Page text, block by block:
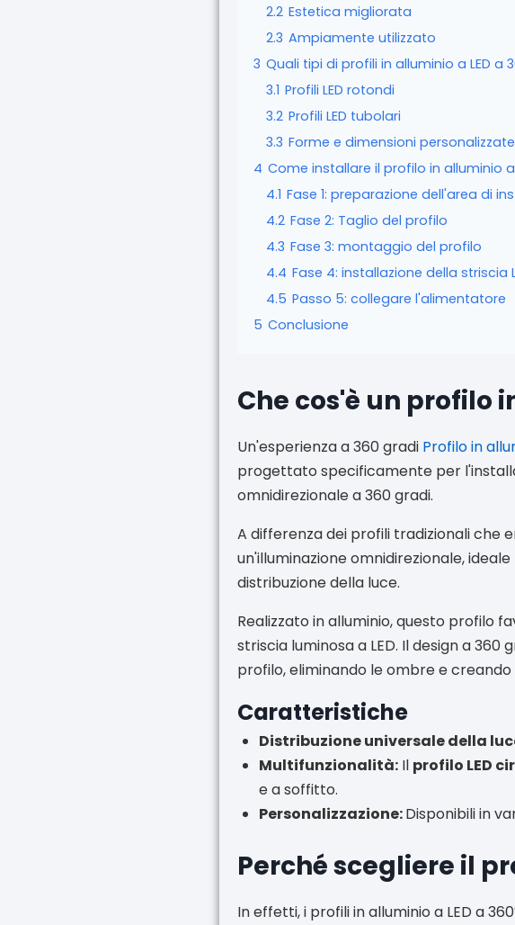
2.2 Estetica migliorata
2.3 Ampiamente utilizzato
3 Quali tipi di profili in alluminio a LED a
3.1 Profili LED rotondi
3.2 Profili LED tubolari
3.3 Forme e dimensioni personalizzate
4 Come installare il profilo in alluminio a
4.1 Fase 1: preparazione dell'area di
4.2 Fase 2: Taglio del profilo
4.3 Fase 3: montaggio del profilo
4.4 Fase 4: installazione della striscia
4.5 Passo 5: collegare l'alimentatore
5 Conclusione
Che cos'è un profilo
Un'esperienza a 360 gradi Profilo in
progettato specificamente per
omnidirezionale a 360 gradi.
A differenza dei profili tradizionali che
un'illuminazione omnidirezionale,
distribuzione della luce.
Realizzato in alluminio, questo profilo
striscia luminosa a LED. Il design a
profilo, eliminando le ombre e
Caratteristiche
Distribuzione universale della
Multifunzionalità: Il profilo LED
e a soffitto.
Personalizzazione:Disponibili in
Perché scegliere il
In effetti, i profili in alluminio a LED a